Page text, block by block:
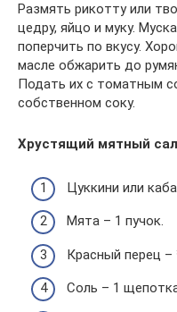
Размять рикотту или
цедру, яйцо и муку.
поперчить по вкусу.
масле обжарить до
Подать их с томатным
собственном соку.
Хрустящий мятный
Цуккини или
Мята – 1 пучок.
Красный перец –
Соль – 1